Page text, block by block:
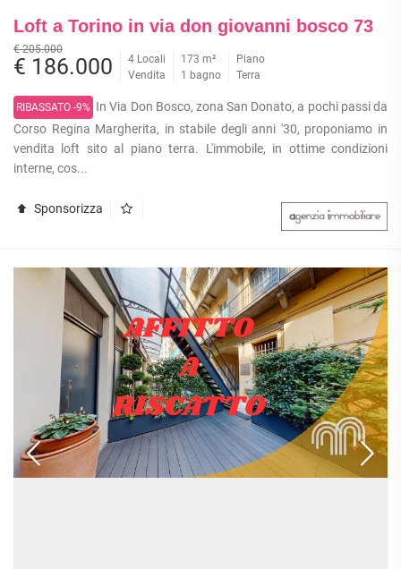
Loft a Torino in via don giovanni bosco 73
€ 205.000
€ 186.000
4 Locali
Vendita
173 m²
1 bagno
Piano
Terra
RIBASSATO -9% In Via Don Bosco, zona San Donato, a pochi passi da
Corso Regina Margherita, in stabile degli anni '30, proponiamo in
vendita loft sito al piano terra. L'immobile, in ottime condizioni
interne, cos...
Sponsorizza